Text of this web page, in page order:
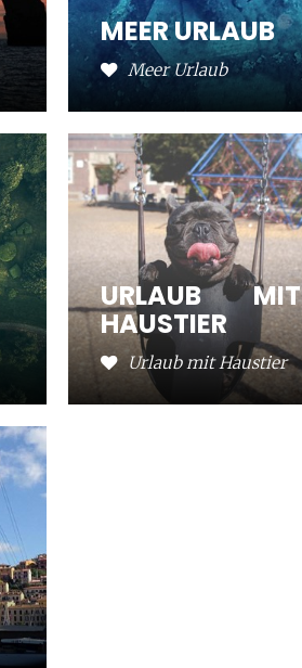
MEER URLAUB
Meer Urlaub
URLAUB MIT
HAUSTIER
Urlaub mit Haustier